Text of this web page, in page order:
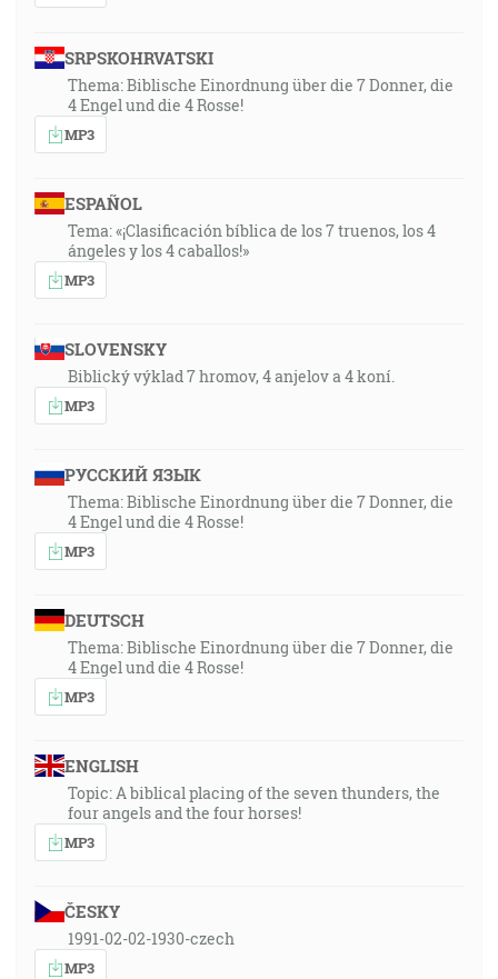
SRPSKOHRVATSKI
Thema: Biblische Einordnung über die 7 Donner, die
4 Engel und die 4 Rosse!
MP3
ESPAÑOL
Tema: «¡Clasificación bíblica de los 7 truenos, los 4
ángeles y los 4 caballos!»
MP3
SLOVENSKY
Biblický výklad 7 hromov, 4 anjelov a 4 koní.
MP3
РУССКИЙ ЯЗЫК
Thema: Biblische Einordnung über die 7 Donner, die
4 Engel und die 4 Rosse!
MP3
DEUTSCH
Thema: Biblische Einordnung über die 7 Donner, die
4 Engel und die 4 Rosse!
MP3
ENGLISH
Topic: A biblical placing of the seven thunders, the
four angels and the four horses!
MP3
ČESKY
1991-02-02-1930-czech
MP3